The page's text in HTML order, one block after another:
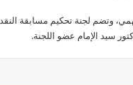
وتضم لجنة تحكيم مسابقة النقد
سيد الإمام عضو اللجنة.